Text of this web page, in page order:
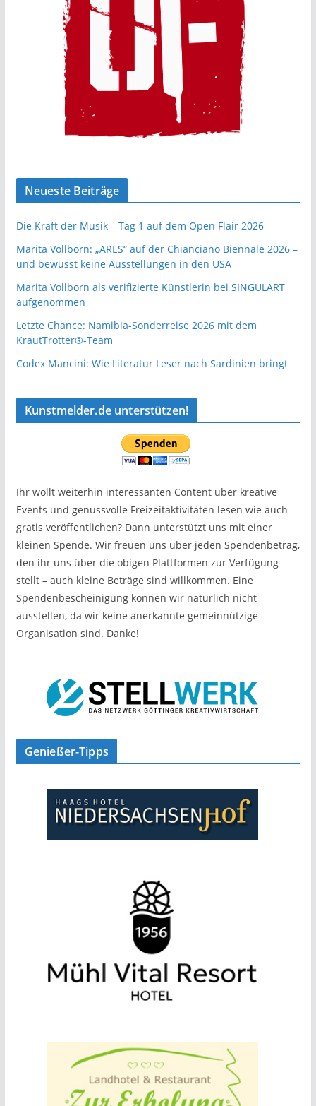
Neueste Beiträge
Die Kraft der Musik – Tag 1 auf dem Open Flair 2026
Marita Vollborn: „ARES“ auf der Chianciano Biennale 2026 –
und bewusst keine Ausstellungen in den USA
Marita Vollborn als verifizierte Künstlerin bei SINGULART
aufgenommen
Letzte Chance: Namibia-Sonderreise 2026 mit dem
KrautTrotter®-Team
Codex Mancini: Wie Literatur Leser nach Sardinien bringt
Kunstmelder.de unterstützen!
Ihr wollt weiterhin interessanten Content über kreative
Events und genussvolle Freizeitaktivitäten lesen wie auch
gratis veröffentlichen? Dann unterstützt uns mit einer
kleinen Spende. Wir freuen uns über jeden Spendenbetrag,
den ihr uns über die obigen Plattformen zur Verfügung
stellt – auch kleine Beträge sind willkommen. Eine
Spendenbescheinigung können wir natürlich nicht
ausstellen, da wir keine anerkannte gemeinnützige
Organisation sind. Danke!
Genießer-Tipps